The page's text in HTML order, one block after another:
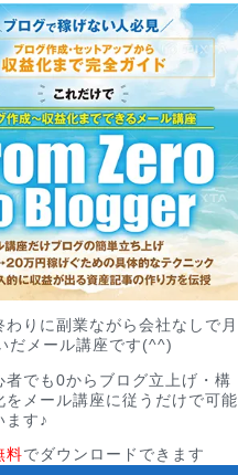
わりに副業ながら会社なしで月
だメール講座です(^^)
者でも0からブログ立上げ・構
をメール講座に従うだけで可能
ます♪
料でダウンロードできます